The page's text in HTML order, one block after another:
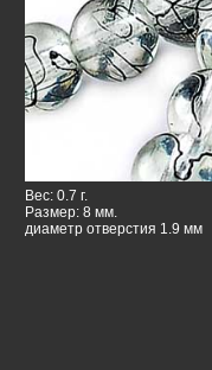
Вес: 0.7 г.
Размер: 8 мм.
диаметр отверстия 1.9 мм